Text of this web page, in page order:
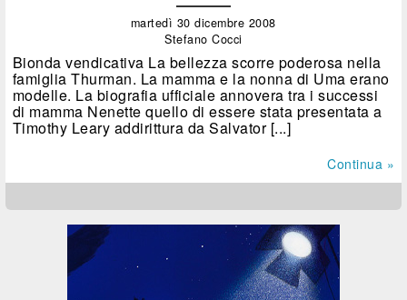
martedì 30 dicembre 2008
Stefano Cocci
Bionda vendicativa La bellezza scorre poderosa nella
famiglia Thurman. La mamma e la nonna di Uma erano
modelle. La biografia ufficiale annovera tra i successi
di mamma Nenette quello di essere stata presentata a
Timothy Leary addirittura da Salvator [...]
Continua »